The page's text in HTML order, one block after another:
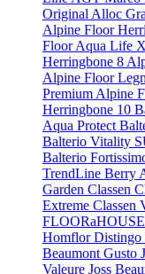
Original Alloc
Alpine Floor
Floor Aqua Life
Herringbone 8
Alpine Floor
Premium Alpine
Herringbone 10
Aqua Protect
Balterio Vitality
Balterio
TrendLine Berry
Garden Classen
Extreme Classen
Homflor Distingo
Beaumont Gusto
Valeure Joss